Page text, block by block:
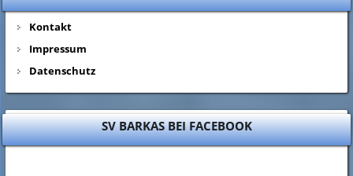
Kontakt
Impressum
Datenschutz
SV BARKAS BEI FACEBOOK